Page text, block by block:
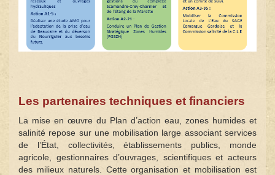
Les partenaires techniques et financiers
La mise en œuvre du Plan d’action eau, zones humides et
salinité repose sur une mobilisation large associant services
de l’État, collectivités, établissements publics, monde
agricole, gestionnaires d’ouvrages, scientifiques et acteurs
des milieux naturels. Cette organisation et mobilisation est